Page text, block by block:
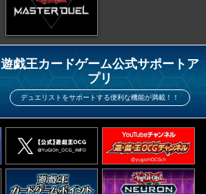
遊戯王カードゲーム公式サポートア
プリ
デュエリストをサポートする便利な機能が満載！！